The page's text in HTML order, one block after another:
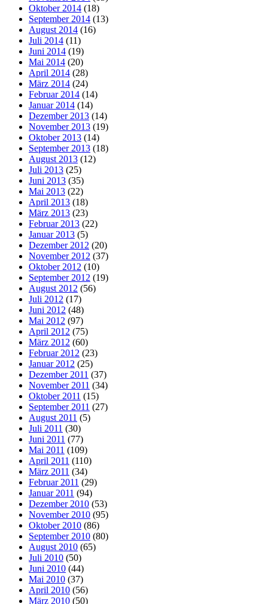
Oktober 2014 (18)
September 2014 (13)
August 2014 (16)
Juli 2014 (11)
Juni 2014 (19)
Mai 2014 (20)
April 2014 (28)
März 2014 (24)
Februar 2014 (14)
Januar 2014 (14)
Dezember 2013 (14)
November 2013 (19)
Oktober 2013 (14)
September 2013 (18)
August 2013 (12)
Juli 2013 (25)
Juni 2013 (35)
Mai 2013 (22)
April 2013 (18)
März 2013 (23)
Februar 2013 (22)
Januar 2013 (5)
Dezember 2012 (20)
November 2012 (37)
Oktober 2012 (10)
September 2012 (19)
August 2012 (56)
Juli 2012 (17)
Juni 2012 (48)
Mai 2012 (97)
April 2012 (75)
März 2012 (60)
Februar 2012 (23)
Januar 2012 (25)
Dezember 2011 (37)
November 2011 (34)
Oktober 2011 (15)
September 2011 (27)
August 2011 (5)
Juli 2011 (30)
Juni 2011 (77)
Mai 2011 (109)
April 2011 (110)
März 2011 (34)
Februar 2011 (29)
Januar 2011 (94)
Dezember 2010 (53)
November 2010 (95)
Oktober 2010 (86)
September 2010 (80)
August 2010 (65)
Juli 2010 (50)
Juni 2010 (44)
Mai 2010 (37)
April 2010 (56)
März 2010 (50)